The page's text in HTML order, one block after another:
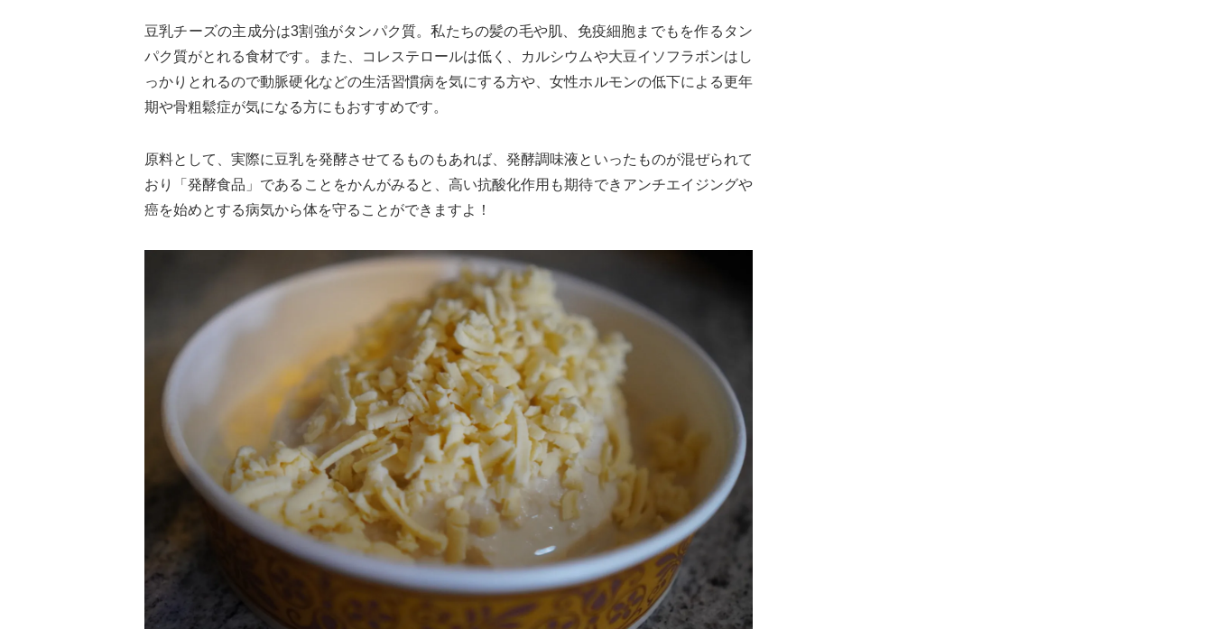
豆乳チーズの主成分は3割強がタンパク質。私たちの髪の毛や肌、免疫細胞までもを作るタン
パク質がとれる食材です。また、コレステロールは低く、カルシウムや大豆イソフラボンはし
っかりとれるので動脈硬化などの生活習慣病を気にする方や、女性ホルモンの低下による更年
期や骨粗鬆症が気になる方にもおすすめです。
原料として、実際に豆乳を発酵させてるものもあれば、発酵調味液といったものが混ぜられて
おり「発酵食品」であることをかんがみると、高い抗酸化作用も期待できアンチエイジングや
癌を始めとする病気から体を守ることができますよ！